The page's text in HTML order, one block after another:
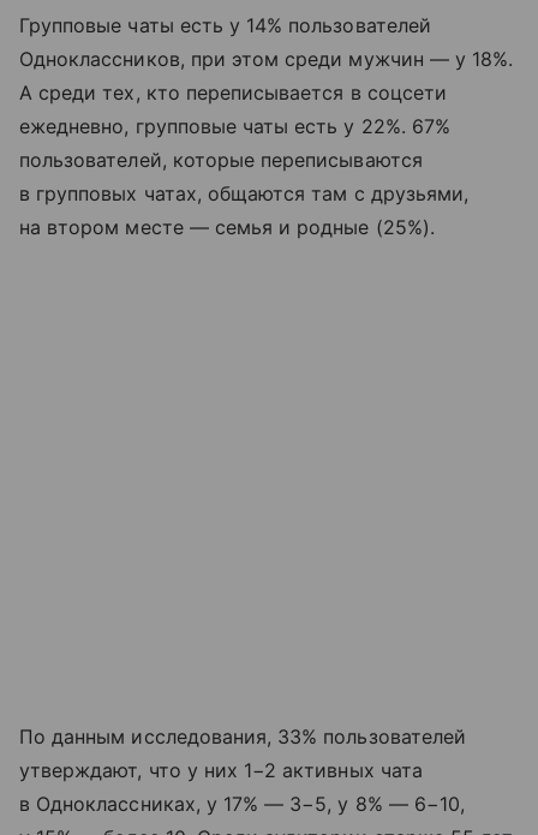
Групповые чаты есть у 14% пользователей
Одноклассников, при этом среди мужчин — у 18%.
А среди тех, кто переписывается в соцсети
ежедневно, групповые чаты есть у 22%. 67%
пользователей, которые переписываются
в групповых чатах, общаются там с друзьями,
на втором месте — семья и родные (25%).
По данным исследования, 33% пользователей
утверждают, что у них 1−2 активных чата
в Одноклассниках, у 17% — 3−5, у 8% — 6−10,